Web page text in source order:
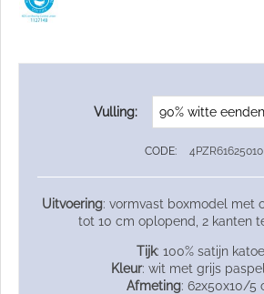
Vulling:
CODE: 4PZR61625010
Uitvoering: vormvast boxmodel met
tot 10 cm oplopend, 2 kanten
Tijk: 100% satijn
Kleur: wit met grijs
Afmeting: 62x50x10/5